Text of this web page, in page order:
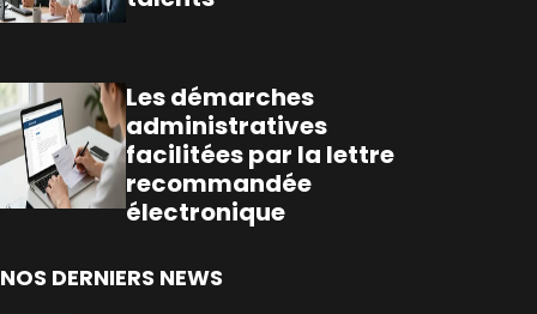
Les démarches
administratives
facilitées par la lettre
recommandée
électronique
NOS DERNIERS NEWS